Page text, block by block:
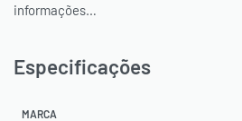
informações…
Especificações
MARCA